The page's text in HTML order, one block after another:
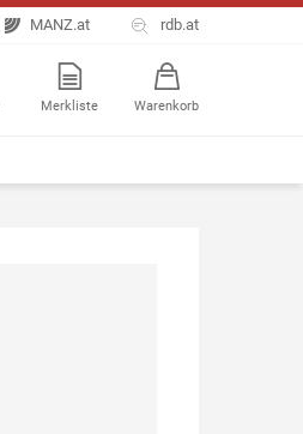
MANZ.at rdb.at
Merkliste Warenkorb